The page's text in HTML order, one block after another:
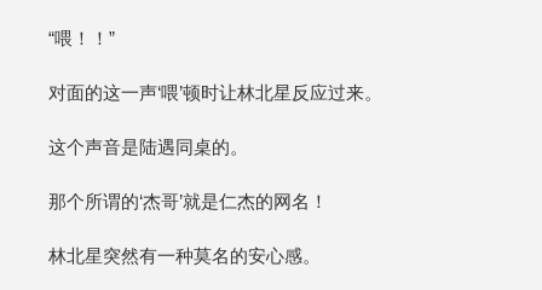
“喂！！”
对面的这一声‘喂’顿时让林北星反应过来。
这个声音是陆遇同桌的。
那个所谓的‘杰哥’就是仁杰的网名！
林北星突然有一种莫名的安心感。